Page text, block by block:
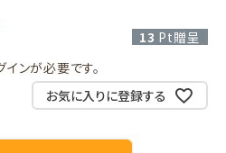
13 Pt贈呈
ンが必要です。
お気に入りに登録する